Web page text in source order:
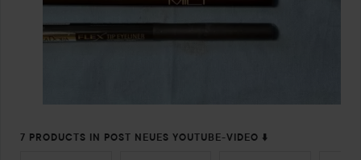
7 PRODUCTS IN POST NEUES YOUTUBE-VIDEO ⬇️